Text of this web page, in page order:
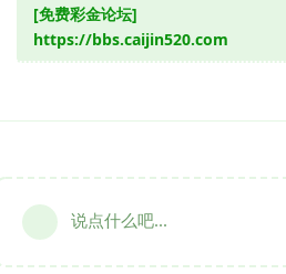
[免费彩金论坛]
https://bbs.caijin520.com
说点什么吧...